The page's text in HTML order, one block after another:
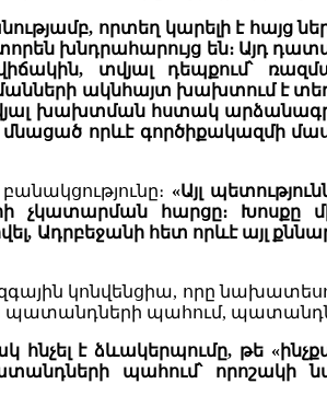
որտեղ կարելի է հայց
խնդրահարույց են։ Այդ
տվյալ դեպքում՝
ակնհայտ խախտում է
խախտման հստակ
որևէ գործիքակազմի
«Այլ
չկատարման հարցը։ Խոսքը
Ադրբեջանի հետ որևէ այլ
կոնվենցիա, որը
պատանդների պահում,
է ձևակերպումը, թե
պահում՝ որոշակի